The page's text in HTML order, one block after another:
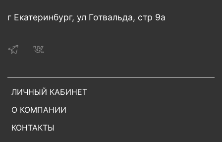
ЛИЧНЫЙ КАБИНЕТ
О КОМПАНИИ
КОНТАКТЫ
г Екатеринбург, ул Готвальда, стр 9а